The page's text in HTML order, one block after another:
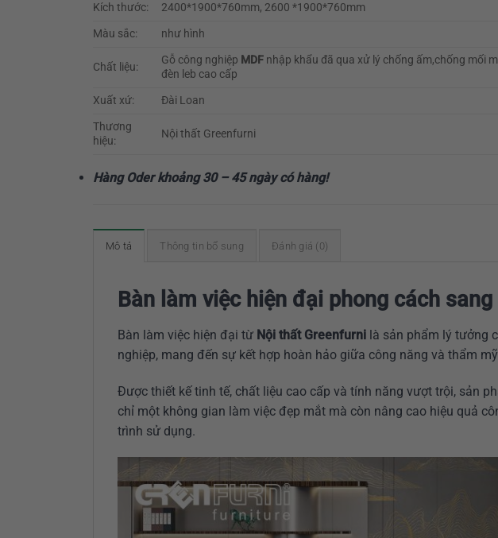
Kích thước:
2400*1900*760mm, 2600 *1900*760mm
Màu sắc:
như hình
Chất liệu:
Gỗ công nghiệp MDF nhập khẩu đã qua xử lý chống ấm,chống mối
đèn leb cao cấp
Xuất xứ:
Đài Loan
Thương
hiệu:
Nội thất Greenfurni
Hàng Oder khoảng 30 – 45 ngày có hàng!
Mô tả Thông tin bổ sung Đánh giá (0)
Bàn làm việc hiện đại phong cách
Bàn làm việc hiện đại từ Nội thất Greenfurni là sản phẩm lý tưởng
nghiệp, mang đến sự kết hợp hoàn hảo giữa công năng và thẩm
Được thiết kế tinh tế, chất liệu cao cấp và tính năng vượt trội, sản
chỉ một không gian làm việc đẹp mắt mà còn nâng cao hiệu quả
trình sử dụng.